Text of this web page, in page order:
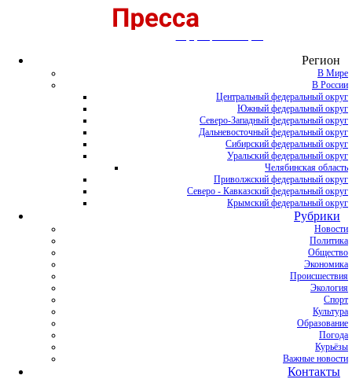
Регион
В Мире
В России
Центральный федеральный округ
Южный федеральный округ
Северо-Западный федеральный округ
Дальневосточный федеральный округ
Сибирский федеральный округ
Уральский федеральный округ
Челябинская область
Приволжский федеральный округ
Северо - Кавказский федеральный округ
Крымский федеральный округ
Рубрики
Новости
Политика
Общество
Экономика
Происшествия
Экология
Спорт
Культура
Образование
Погода
Курьёзы
Важные новости
Контакты